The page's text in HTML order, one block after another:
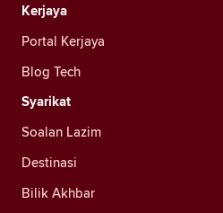
Kerjaya
Portal Kerjaya
Blog Tech
Syarikat
Soalan Lazim
Destinasi
Bilik Akhbar